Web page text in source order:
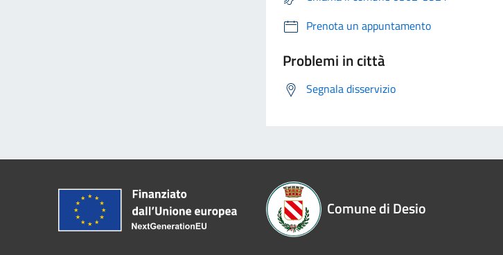
Prenota un appuntamento
Problemi in città
Segnala disservizio
Comune di Desio